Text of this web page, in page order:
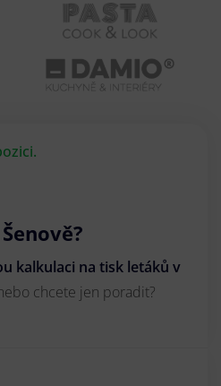
kalkulaci na tisk letáků v
chcete jen poradit?